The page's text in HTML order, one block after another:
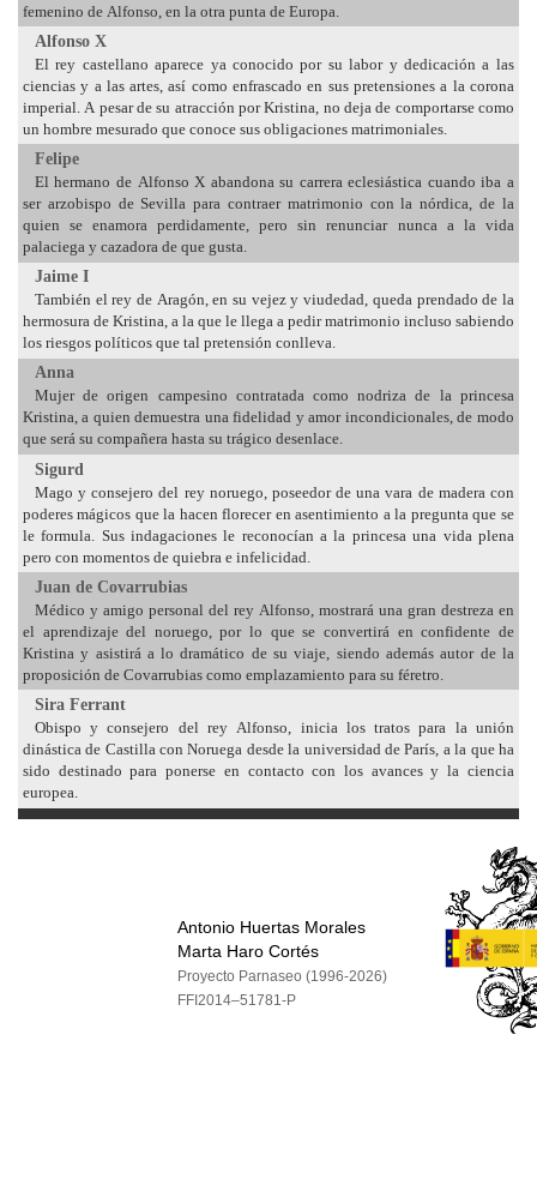
femenino de Alfonso, en la otra punta de Europa.
Alfonso X
El rey castellano aparece ya conocido por su labor y dedicación a las
ciencias y a las artes, así como enfrascado en sus pretensiones a la corona
imperial. A pesar de su atracción por Kristina, no deja de comportarse como
un hombre mesurado que conoce sus obligaciones matrimoniales.
Felipe
El hermano de Alfonso X abandona su carrera eclesiástica cuando iba a
ser arzobispo de Sevilla para contraer matrimonio con la nórdica, de la
quien se enamora perdidamente, pero sin renunciar nunca a la vida
palaciega y cazadora de que gusta.
Jaime I
También el rey de Aragón, en su vejez y viudedad, queda prendado de la
hermosura de Kristina, a la que le llega a pedir matrimonio incluso sabiendo
los riesgos políticos que tal pretensión conlleva.
Anna
Mujer de origen campesino contratada como nodriza de la princesa
Kristina, a quien demuestra una fidelidad y amor incondicionales, de modo
que será su compañera hasta su trágico desenlace.
Sigurd
Mago y consejero del rey noruego, poseedor de una vara de madera con
poderes mágicos que la hacen florecer en asentimiento a la pregunta que se
le formula. Sus indagaciones le reconocían a la princesa una vida plena
pero con momentos de quiebra e infelicidad.
Juan de Covarrubias
Médico y amigo personal del rey Alfonso, mostrará una gran destreza en
el aprendizaje del noruego, por lo que se convertirá en confidente de
Kristina y asistirá a lo dramático de su viaje, siendo además autor de la
proposición de Covarrubias como emplazamiento para su féretro.
Sira Ferrant
Obispo y consejero del rey Alfonso, inicia los tratos para la unión
dinástica de Castilla con Noruega desde la universidad de París, a la que ha
sido destinado para ponerse en contacto con los avances y la ciencia
europea.
Antonio Huertas Morales
Marta Haro Cortés
Proyecto Parnaseo (1996-2026)
FFI2014–51781-P